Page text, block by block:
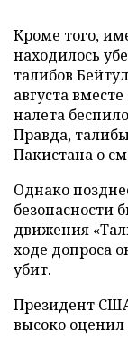
Кроме того,
находилось
талибов
августа
налета
Правда,
Пакистана о
Однако
безопасности
движения
ходе допроса
убит.
Президент
высоко